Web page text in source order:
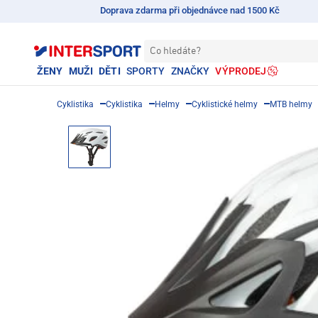
Doprava zdarma při objednávce nad 1500 Kč
Co hledáte?
ŽENY MUŽI DĚTI SPORTY ZNAČKY VÝPRODEJ
Cyklistika Cyklistika Helmy Cyklistické helmy MTB helmy